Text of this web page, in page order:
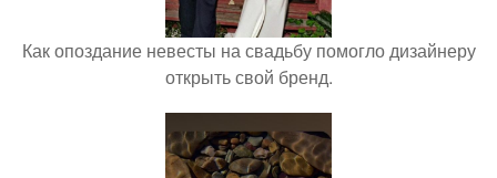
Как опоздание невесты на свадьбу помогло дизайнеру
открыть свой бренд.